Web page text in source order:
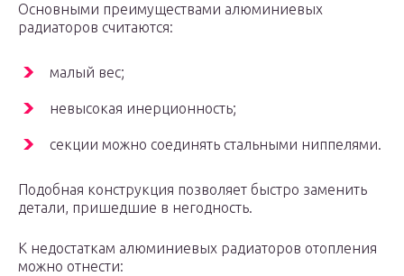
Основными преимуществами алюминиевых
радиаторов считаются:
малый вес;
невысокая инерционность;
секции можно соединять стальными ниппелями.
Подобная конструкция позволяет быстро заменить
детали, пришедшие в негодность.
К недостаткам алюминиевых радиаторов отопления
можно отнести: